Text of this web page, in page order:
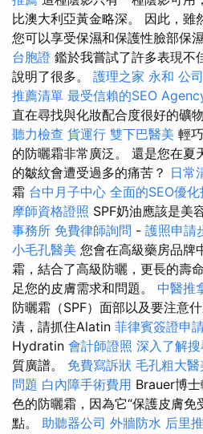
比澳大利亞黃金略深。 因此，雖
您可以享受保濕和保護性臉部保
台胞證 鑑於我嘗試了許多表現不
說明了很多。 護理之家 永和 公
推薦清單 最受信賴的SEO
直在尋找與化妝配合度很好的礦
聽力檢查 貨運行 雙下巴醫美 輕
的防曬霜非常廣泛。 還是您在夏
的皺紋會遭受過多的痛苦？ 日常
霜 台中月子中心 全面的SEO優化
摩師資格證照 SPF奶油應該是美
事務所 免費律師詢問 - 護照申請
小毛孔醫美 您會在高級藥房品牌
霜，結合了高級防曬，更長的壽
足您的皮膚需求和問題。 中醫推
防曬霜（SPF）面部以及要注意
漬，請抓住Alatin 菲律賓簽證申
Hydratin 會計師證照 深入了解
質廣譜。 免費寫訴狀 毛孔粗大醫
問題 白內障手術費用 Brauer博
色的防曬霜，因為它“保護皮膚免
點。 助聽器公司 外牆防水 后里